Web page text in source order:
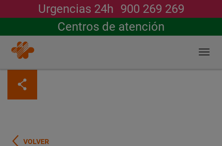
contenido
principal
Urgencias 24h 900 269 269
Centros de atención
Buscar
VOLVER